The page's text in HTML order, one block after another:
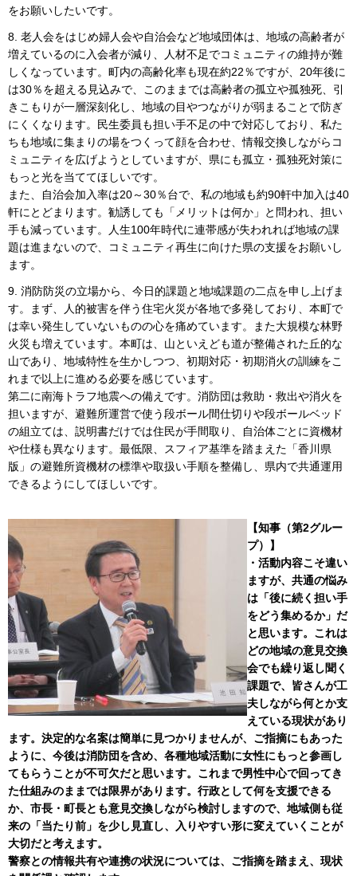
をお願いしたいです。
8. 老人会をはじめ婦人会や自治会など地域団体は、地域の高齢者が
増えているのに入会者が減り、人材不足でコミュニティの維持が難
しくなっています。町内の高齢化率も現在約22％ですが、20年後に
は30％を超える見込みで、このままでは高齢者の孤立や孤独死、引
きこもりが一層深刻化し、地域の目やつながりが弱まることで防ぎ
にくくなります。民生委員も担い手不足の中で対応しており、私た
ちも地域に集まりの場をつくって顔を合わせ、情報交換しながらコ
ミュニティを広げようとしていますが、県にも孤立・孤独死対策に
もっと光を当ててほしいです。
また、自治会加入率は20～30％台で、私の地域も約90軒中加入は40
軒にとどまります。勧誘しても「メリットは何か」と問われ、担い
手も減っています。人生100年時代に連帯感が失われれば地域の課
題は進まないので、コミュニティ再生に向けた県の支援をお願いし
ます。
9. 消防防災の立場から、今日的課題と地域課題の二点を申し上げま
す。まず、人的被害を伴う住宅火災が各地で多発しており、本町で
は幸い発生していないものの心を痛めています。また大規模な林野
火災も増えています。本町は、山といえども道が整備された丘的な
山であり、地域特性を生かしつつ、初期対応・初期消火の訓練をこ
れまで以上に進める必要を感じています。
第二に南海トラフ地震への備えです。消防団は救助・救出や消火を
担いますが、避難所運営で使う段ボール間仕切りや段ボールベッド
の組立ては、説明書だけでは住民が手間取り、自治体ごとに資機材
や仕様も異なります。最低限、スフィア基準を踏まえた「香川県
版」の避難所資機材の標準や取扱い手順を整備し、県内で共通運用
できるようにしてほしいです。
【知事（第2グルー
プ）】
・活動内容こそ違い
ますが、共通の悩み
は「後に続く担い手
をどう集めるか」だ
と思います。これは
どの地域の意見交換
会でも繰り返し聞く
課題で、皆さんが工
夫しながら何とか支
えている現状があり
ます。決定的な名案は簡単に見つかりませんが、ご指摘にもあった
ように、今後は消防団を含め、各種地域活動に女性にもっと参画し
てもらうことが不可欠だと思います。これまで男性中心で回ってき
た仕組みのままでは限界があります。行政として何を支援できる
か、市長・町長とも意見交換しながら検討しますので、地域側も従
来の「当たり前」を少し見直し、入りやすい形に変えていくことが
大切だと考えます。
警察との情報共有や連携の状況については、ご指摘を踏まえ、現状